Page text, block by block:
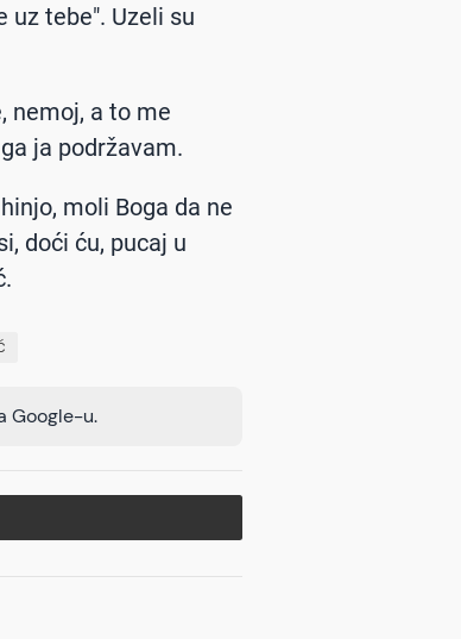
uz tebe". Uzeli su
nemoj, a to me
ja podržavam.
moli Boga da ne
doći ću, pucaj u
Google-u.